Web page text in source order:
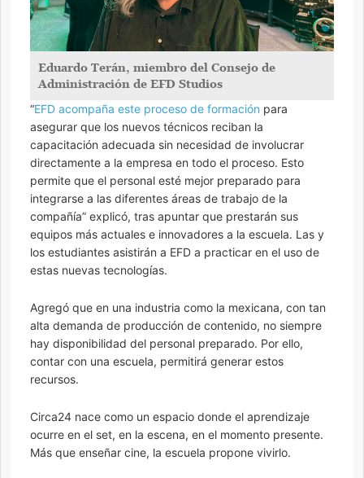
Eduardo Terán, miembro del Consejo de
Administración de EFD Studios
“EFD acompaña este proceso de formación para
asegurar que los nuevos técnicos reciban la
capacitación adecuada sin necesidad de involucrar
directamente a la empresa en todo el proceso. Esto
permite que el personal esté mejor preparado para
integrarse a las diferentes áreas de trabajo de la
compañía” explicó, tras apuntar que prestarán sus
equipos más actuales e innovadores a la escuela. Las y
los estudiantes asistirán a EFD a practicar en el uso de
estas nuevas tecnologías.
Agregó que en una industria como la mexicana, con tan
alta demanda de producción de contenido, no siempre
hay disponibilidad del personal preparado. Por ello,
contar con una escuela, permitirá generar estos
recursos.
Circa24 nace como un espacio donde el aprendizaje
ocurre en el set, en la escena, en el momento presente.
Más que enseñar cine, la escuela propone vivirlo.